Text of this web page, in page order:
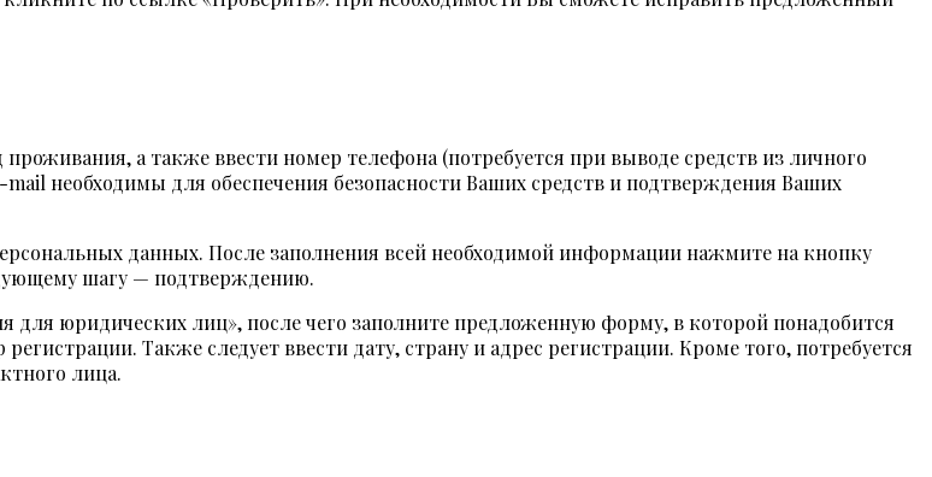
а также ввести номер телефона (потребуется при выводе средств из личного
необходимы для обеспечения безопасности Ваших средств и подтверждения Ваших
данных. После заполнения всей необходимой информации нажмите на кнопку
шагу — подтверждению.
юридических лиц», после чего заполните предложенную форму, в которой понадобится
Также следует ввести дату, страну и адрес регистрации. Кроме того, потребуется
лица.